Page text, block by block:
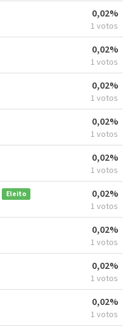
0,02%
1 votos
0,02%
1 votos
0,02%
1 votos
0,02%
1 votos
0,02%
1 votos
Eleito 0,02%
1 votos
0,02%
1 votos
0,02%
1 votos
0,02%
1 votos